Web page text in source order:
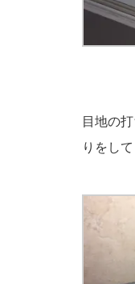
目地の
りをし